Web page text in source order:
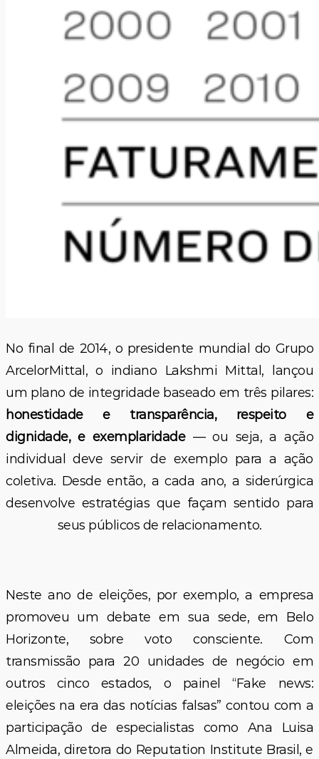
No final de 2014, o presidente mundial do Grupo
ArcelorMittal, o indiano Lakshmi Mittal, lançou
um plano de integridade baseado em três pilares:
honestidade e transparência, respeito e
dignidade, e exemplaridade— ou seja, a ação
individual deve servir de exemplo para a ação
coletiva. Desde então, a cada ano, a siderúrgica
desenvolve estratégias que façam sentido para
seus públicos de relacionamento.
Neste ano de eleições, por exemplo, a empresa
promoveu um debate em sua sede, em Belo
Horizonte, sobre voto consciente. Com
transmissão para 20 unidades de negócio em
outros cinco estados, o painel “Fake news:
eleições na era das notícias falsas” contou com a
participação de especialistas como Ana Luisa
Almeida, diretora do Reputation Institute Brasil, e